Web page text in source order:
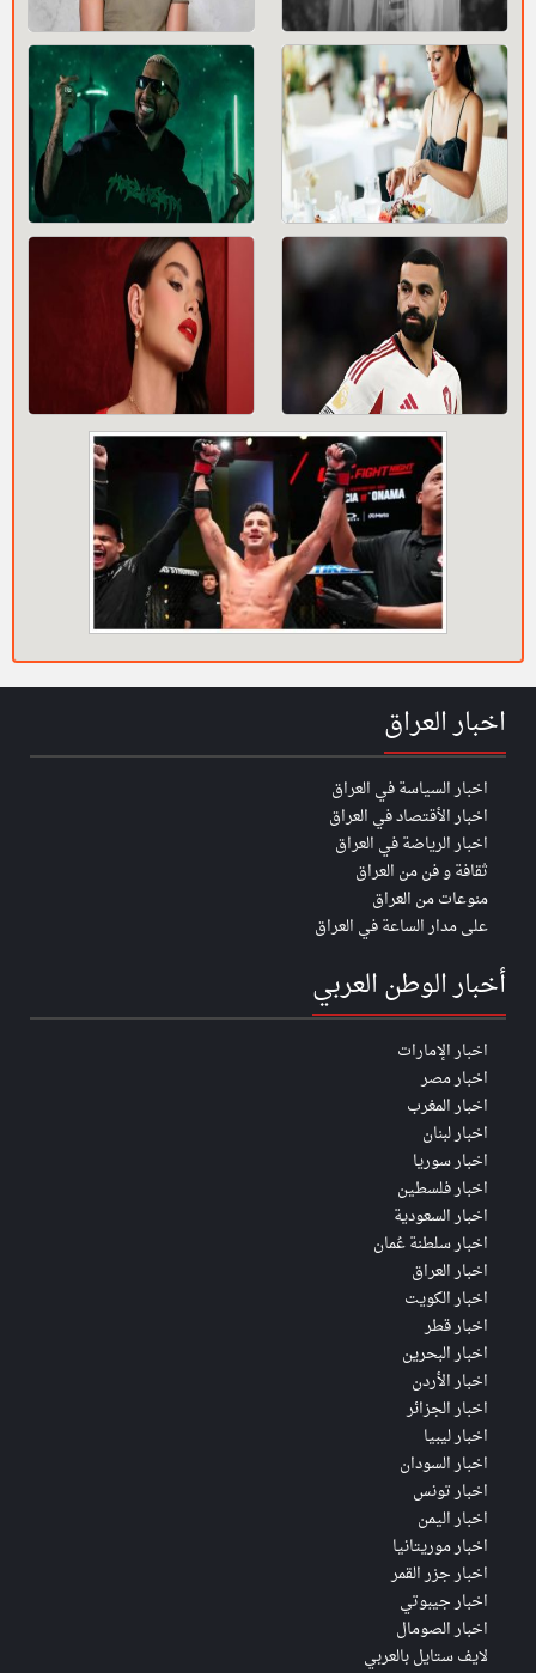
اخبار العراق
اخبار السياسة في العراق
اخبار الأقتصاد في العراق
اخبار الرياضة في العراق
ثقافة و فن من العراق
منوعات من العراق
على مدار الساعة في العراق
أخبار الوطن العربي
اخبار الإمارات
اخبار مصر
اخبار المغرب
اخبار لبنان
اخبار سوريا
اخبار فلسطين
اخبار السعودية
اخبار سلطنة عُمان
اخبار العراق
اخبار الكويت
اخبار قطر
اخبار البحرين
اخبار الأردن
اخبار الجزائر
اخبار ليبيا
اخبار السودان
اخبار تونس
اخبار اليمن
اخبار موريتانيا
اخبار جزر القمر
اخبار جيبوتي
اخبار الصومال
لايف ستايل بالعربي